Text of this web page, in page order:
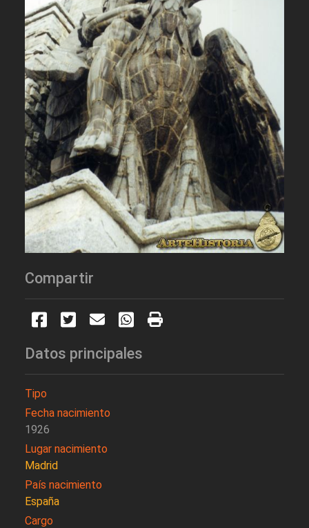
Compartir
Datos principales
Tipo
Fecha nacimiento
1926
Lugar nacimiento
Madrid
País nacimiento
España
Cargo